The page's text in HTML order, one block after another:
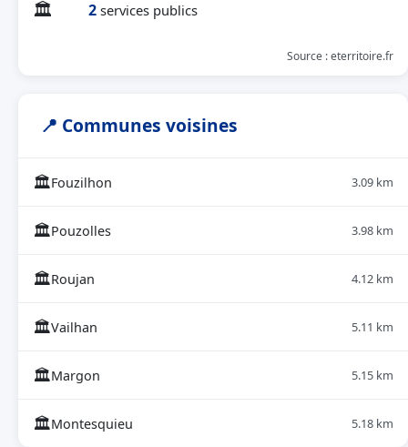
🏛 2 services publics
Source : eterritoire.fr
📍 Communes voisines
🏛Fouzilhon 3.09 km
🏛Pouzolles 3.98 km
🏛Roujan 4.12 km
🏛Vailhan 5.11 km
🏛Margon 5.15 km
🏛Montesquieu 5.18 km